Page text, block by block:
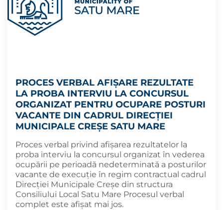
PROCES VERBAL AFIȘARE REZULTATE
LA PROBA INTERVIU LA CONCURSUL
ORGANIZAT PENTRU OCUPARE POSTURI
VACANTE DIN CADRUL DIRECȚIEI
MUNICIPALE CREȘE SATU MARE
Proces verbal privind afișarea rezultatelor la
proba interviu la concursul organizat în vederea
ocupării pe perioadă nedeterminată a posturilor
vacante de execuție în regim contractual cadrul
Direcției Municipale Creșe din structura
Consiliului Local Satu Mare Procesul verbal
complet este afișat mai jos.